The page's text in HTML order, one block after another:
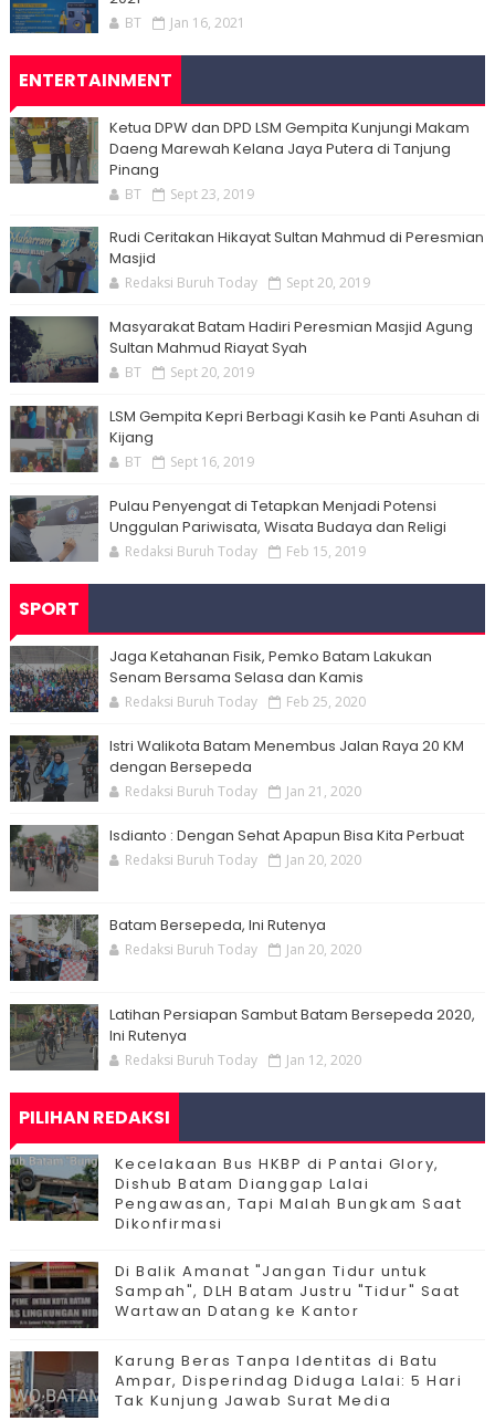
BT Jan 16, 2021
ENTERTAINMENT
Ketua DPW dan DPD LSM Gempita Kunjungi Makam
Daeng Marewah Kelana Jaya Putera di Tanjung
Pinang
BT Sept 23, 2019
Rudi Ceritakan Hikayat Sultan Mahmud di Peresmian
Masjid
Redaksi Buruh Today Sept 20, 2019
Masyarakat Batam Hadiri Peresmian Masjid Agung
Sultan Mahmud Riayat Syah
BT Sept 20, 2019
LSM Gempita Kepri Berbagi Kasih ke Panti Asuhan di
Kijang
BT Sept 16, 2019
Pulau Penyengat di Tetapkan Menjadi Potensi
Unggulan Pariwisata, Wisata Budaya dan Religi
Redaksi Buruh Today Feb 15, 2019
SPORT
Jaga Ketahanan Fisik, Pemko Batam Lakukan
Senam Bersama Selasa dan Kamis
Redaksi Buruh Today Feb 25, 2020
Istri Walikota Batam Menembus Jalan Raya 20 KM
dengan Bersepeda
Redaksi Buruh Today Jan 21, 2020
Isdianto : Dengan Sehat Apapun Bisa Kita Perbuat
Redaksi Buruh Today Jan 20, 2020
Batam Bersepeda, Ini Rutenya
Redaksi Buruh Today Jan 20, 2020
Latihan Persiapan Sambut Batam Bersepeda 2020,
Ini Rutenya
Redaksi Buruh Today Jan 12, 2020
PILIHAN REDAKSI
Kecelakaan Bus HKBP di Pantai Glory,
Dishub Batam Dianggap Lalai
Pengawasan, Tapi Malah Bungkam Saat
Dikonfirmasi
Di Balik Amanat "Jangan Tidur untuk
Sampah", DLH Batam Justru "Tidur" Saat
Wartawan Datang ke Kantor
Karung Beras Tanpa Identitas di Batu
Ampar, Disperindag Diduga Lalai: 5 Hari
Tak Kunjung Jawab Surat Media